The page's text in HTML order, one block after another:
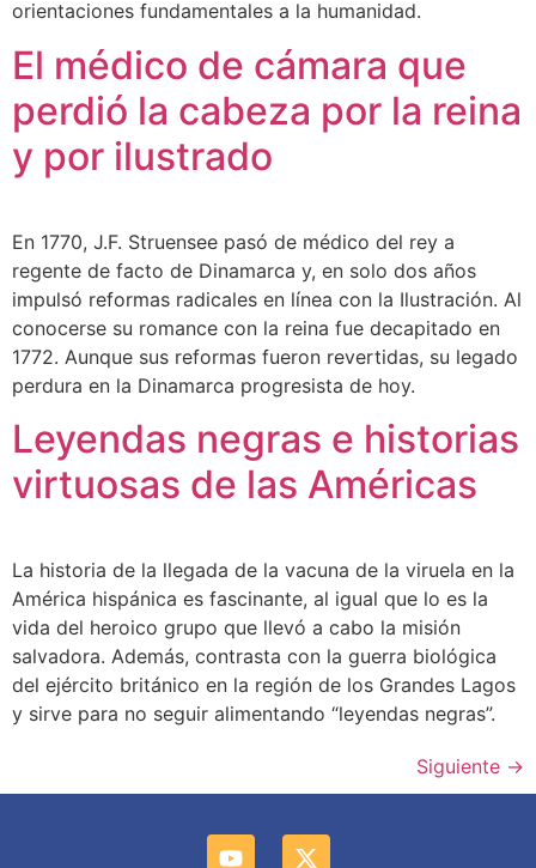
orientaciones fundamentales a la humanidad.
El médico de cámara que
perdió la cabeza por la reina
y por ilustrado
En 1770, J.F. Struensee pasó de médico del rey a
regente de facto de Dinamarca y, en solo dos años
impulsó reformas radicales en línea con la Ilustración. Al
conocerse su romance con la reina fue decapitado en
1772. Aunque sus reformas fueron revertidas, su legado
perdura en la Dinamarca progresista de hoy.
Leyendas negras e historias
virtuosas de las Américas
La historia de la llegada de la vacuna de la viruela en la
América hispánica es fascinante, al igual que lo es la
vida del heroico grupo que llevó a cabo la misión
salvadora. Además, contrasta con la guerra biológica
del ejército británico en la región de los Grandes Lagos
y sirve para no seguir alimentando “leyendas negras”.
Siguiente →